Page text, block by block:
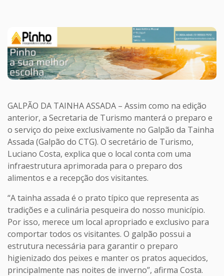
GALPÃO DA TAINHA ASSADA – Assim como na edição
anterior, a Secretaria de Turismo manterá o preparo e
o serviço do peixe exclusivamente no Galpão da Tainha
Assada (Galpão do CTG). O secretário de Turismo,
Luciano Costa, explica que o local conta com uma
infraestrutura aprimorada para o preparo dos
alimentos e a recepção dos visitantes.
“A tainha assada é o prato típico que representa as
tradições e a culinária pesqueira do nosso município.
Por isso, merece um local apropriado e exclusivo para
comportar todos os visitantes. O galpão possui a
estrutura necessária para garantir o preparo
higienizado dos peixes e manter os pratos aquecidos,
principalmente nas noites de inverno”, afirma Costa.